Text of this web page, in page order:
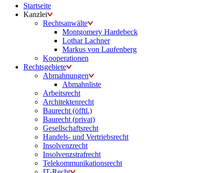
Startseite
Kanzlei
Rechtsanwälte
Montgomery Hardebeck
Lothar Lachner
Markus von Laufenberg
Kooperationen
Rechtsgebiete
Abmahnungen
Abmahnliste
Arbeitsrecht
Architektenrecht
Baurecht (öfftl.)
Baurecht (privat)
Gesellschaftsrecht
Handels- und Vertriebsrecht
Insolvenzrecht
Insolvenzstrafrecht
Telekommunikationsrecht